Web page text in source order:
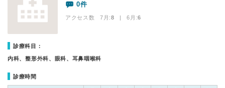
0件
アクセス数 7月:8 | 6月:6
診療科目：
内科、整形外科、眼科、耳鼻咽喉科
診療時間